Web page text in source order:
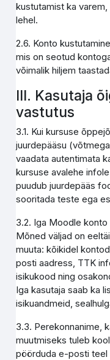
kustutamist ka
lehel.
2.6. Konto
mis on seotud
võimalik hiljem
III. Kasutaja
vastutus
3.1. Kui kursuse
juurdepääsu
vaadata autentimata
kursuse avalehe
puudub juurdepääs
sooritada teste ega
3.2. Iga Moodle
Mõned väljad on
muuta: kõikidel
posti aadress, TTK
isikukood ning
Iga kasutaja saab ka
isikuandmeid,
3.3. Perekonnanime,
muutmiseks tuleb
pöörduda e-posti teel